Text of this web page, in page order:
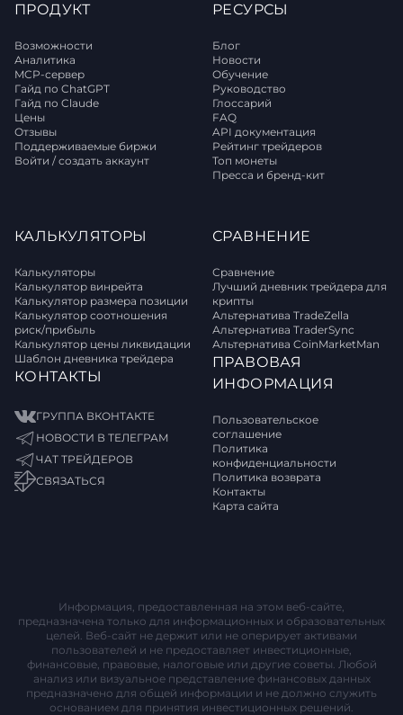
ПРОДУКТ
Возможности
Аналитика
MCP-сервер
Гайд по ChatGPT
Гайд по Claude
Цены
Отзывы
Поддерживаемые биржи
Войти / создать аккаунт
РЕСУРСЫ
Блог
Новости
Обучение
Руководство
Глоссарий
FAQ
API документация
Рейтинг трейдеров
Топ монеты
Пресса и бренд-кит
КАЛЬКУЛЯТОРЫ
Калькуляторы
Калькулятор винрейта
Калькулятор размера позиции
Калькулятор соотношения
риск/прибыль
Калькулятор цены ликвидации
Шаблон дневника трейдера
КОНТАКТЫ
ГРУППА ВКОНТАКТЕ
НОВОСТИ В ТЕЛЕГРАМ
ЧАТ ТРЕЙДЕРОВ
СВЯЗАТЬСЯ
СРАВНЕНИЕ
Сравнение
Лучший дневник трейдера для
крипты
Альтернатива TradeZella
Альтернатива TraderSync
Альтернатива CoinMarketMan
ПРАВОВАЯ
ИНФОРМАЦИЯ
Пользовательское
соглашение
Политика
конфиденциальности
Политика возврата
Контакты
Карта сайта
Информация, предоставленная на этом веб-сайте,
предназначена только для информационных и образовательных
целей. Веб-сайт не держит или не оперирует активами
пользователей и не предоставляет инвестиционные,
финансовые, правовые, налоговые или другие советы. Любой
анализ или визуальное представление финансовых данных
предназначено для общей информации и не должно служить
основанием для принятия инвестиционных решений.